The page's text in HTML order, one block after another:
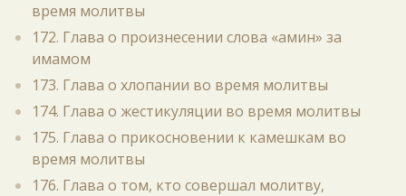
время молитвы
172. Глава о произнесении слова «амин» за
имамом
173. Глава о хлопании во время молитвы
174. Глава о жестикуляции во время молитвы
175. Глава о прикосновении к камешкам во
время молитвы
176. Глава о том, кто совершал молитву,